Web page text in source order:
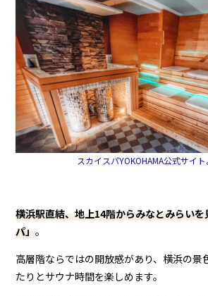
スカイスパYOKOHAMA公式サイ
横浜駅直結、地上14階からみなとみらい
パ」。
高層階ならではの開放感があり、横浜の景
たりとサウナ時間を楽しめます。